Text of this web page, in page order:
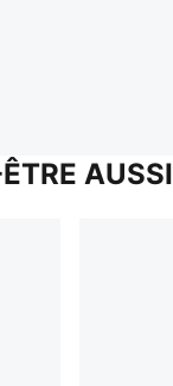
AUSSI